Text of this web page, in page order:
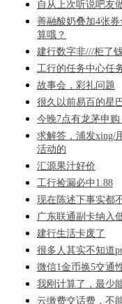
自从上次听说吧友
善融酸奶叠加4张
算哦？
建行数字非///柜了
工行的任务中心任
故事会，彩礼问题
很久以前易百的星
今晚7点有龙茅申购
求解答，浦发xing/
活动的
汇源果汁好价
工行捡漏必中1.88
现在陈述下事实都
广东联通副卡纳入
建行生活卡废了
很多人其实不知道
微信1金币换5交通
我刚计算了，最少
云缴费交话费，不